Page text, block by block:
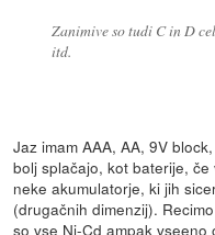
Zanimive so tudi C in D
itd.
Jaz imam AAA, AA, 9V
bolj splačajo, kot baterije,
neke akumulatorje, ki jih
(drugačnih dimenzij).
so vse Ni-Cd ampak vseeno